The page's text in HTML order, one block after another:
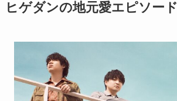
ヒゲダンの地元愛エピソード